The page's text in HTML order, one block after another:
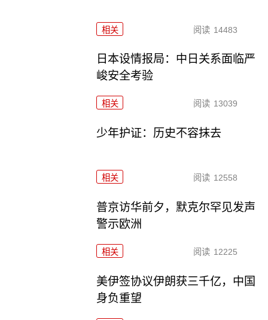
相关 阅读 14483
日本设情报局：中日关系面临严
峻安全考验
相关 阅读 13039
少年护证：历史不容抹去
相关 阅读 12558
普京访华前夕，默克尔罕见发声
警示欧洲
相关 阅读 12225
美伊签协议伊朗获三千亿，中国
身负重望